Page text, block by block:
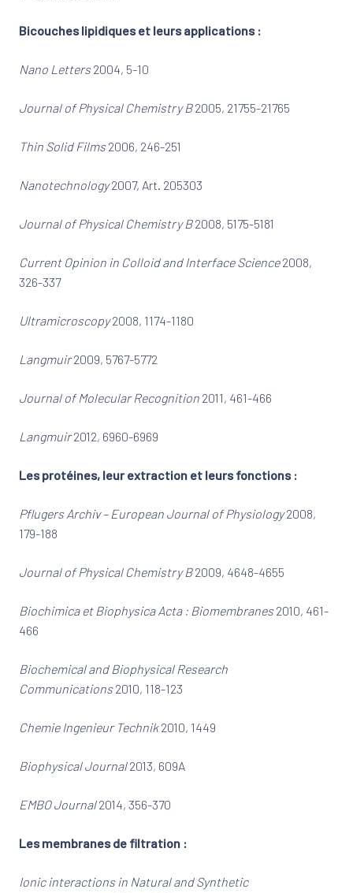
Bicouches lipidiques et leurs applications :
Nano Letters2004, 5-10
Journal of Physical Chemistry B2005, 21755-21765
Thin Solid Films2006, 246-251
Nanotechnology2007, Art. 205303
Journal of Physical Chemistry B2008, 5175-5181
Current Opinion in Colloid and Interface Science2008,
326-337
Ultramicroscopy2008, 1174-1180
Langmuir2009, 5767-5772
Journal of Molecular Recognition 2011, 461-466
Langmuir2012, 6960-6969
Les protéines, leur extraction et leurs fonctions :
Pflugers Archiv – European Journal of Physiology2008,
179-188
Journal of Physical Chemistry B2009, 4648-4655
Biochimica et Biophysica Acta : Biomembranes2010, 461-
466
Biochemical and Biophysical Research
Communications2010, 118-123
Chemie Ingenieur Technik2010, 1449
Biophysical Journal2013, 609A
EMBO Journal2014, 356-370
Les membranes de filtration :
Ionic interactions in Natural and Synthetic